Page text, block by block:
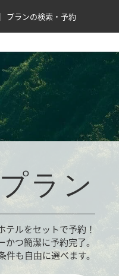
プランの検索・予約
ラン
テルをセットで予約！
つ簡潔に予約完了。
も自由に選べます。